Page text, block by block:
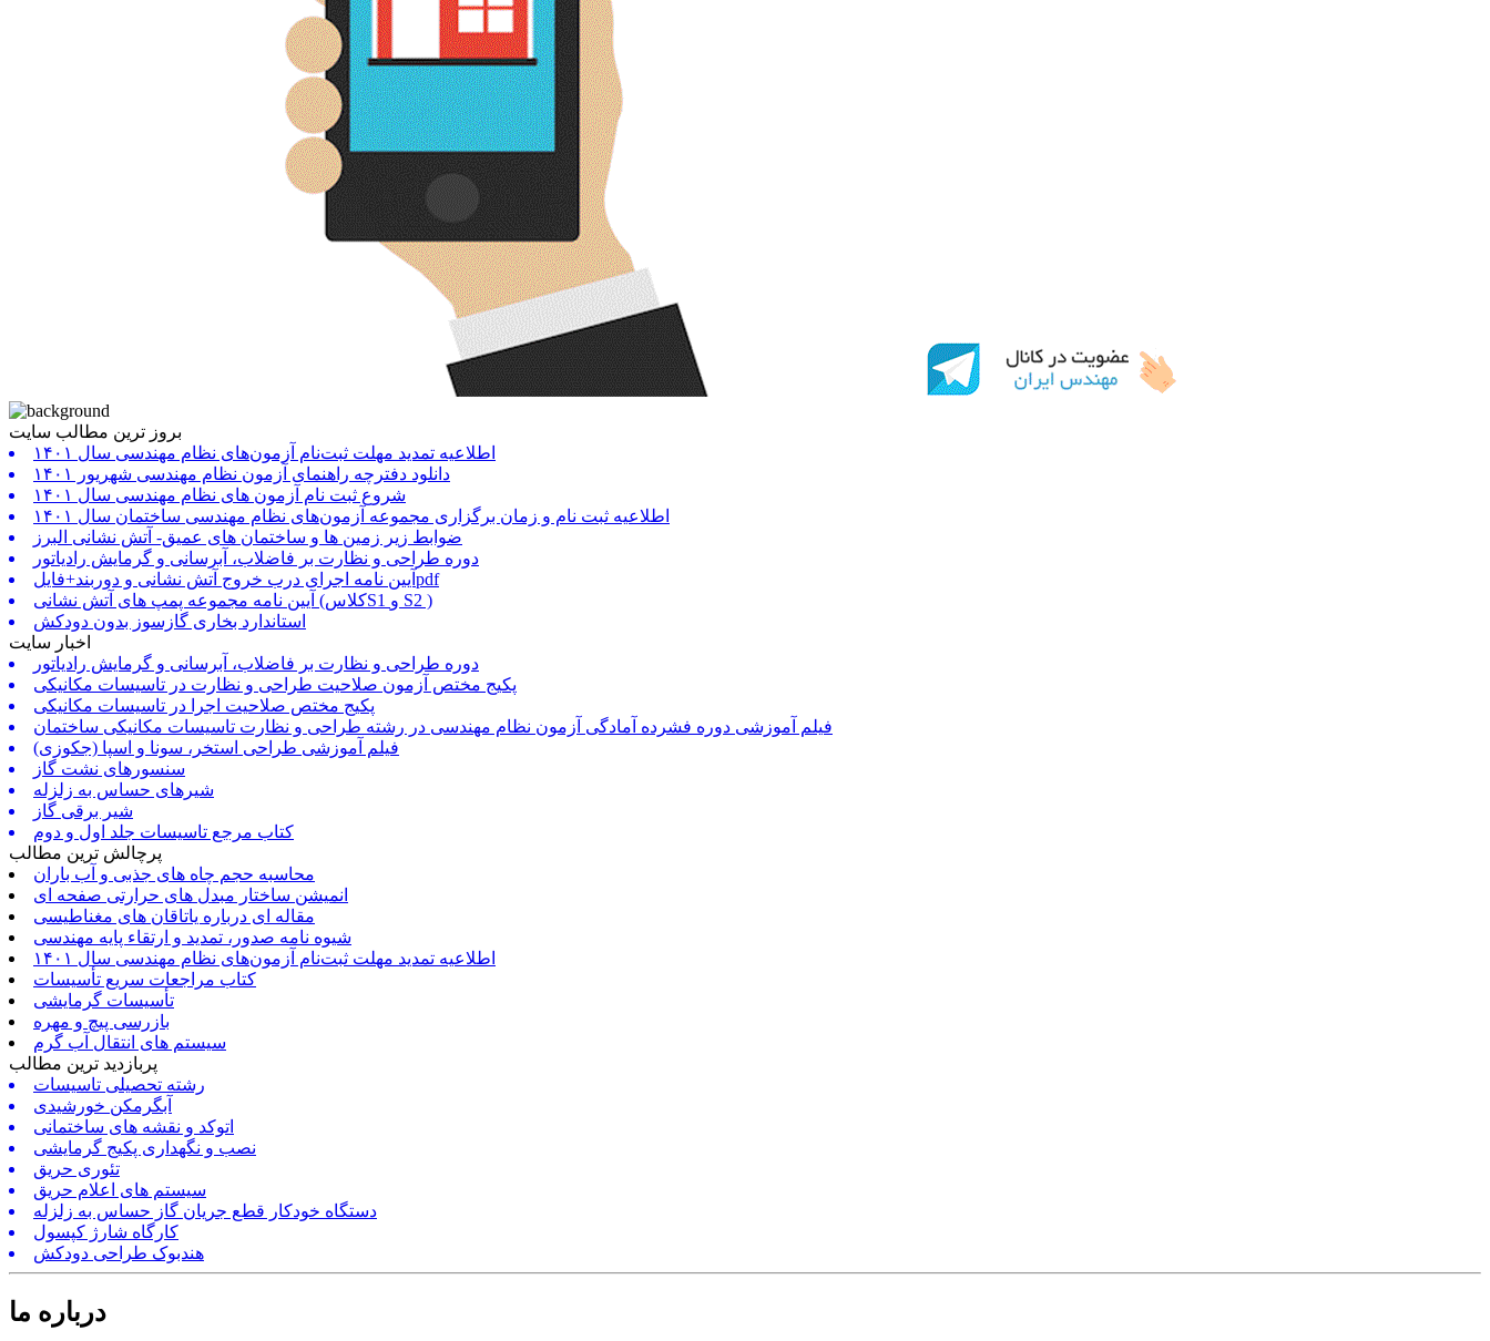
بروز ترین مطالب سایت
اطلاعیه تمدید مهلت ثبت‌نام آزمون‌های نظام مهندسی سال ۱۴۰۱
دانلود دفترچه راهنمای آزمون نظام مهندسی شهریور ۱۴۰۱
شروع ثبت نام آزمون های نظام مهندسی سال ۱۴۰۱
اطلاعیه ثبت نام و زمان برگزاری مجموعه آزمون‌های نظام مهندسی ساختمان سال ۱۴۰۱
ضوابط زیر زمین ها و ساختمان های عمیق- آتش نشانی البرز
دوره طراحی و نظارت بر فاضلاب، آبرسانی و گرمایش رادیاتور
آیین نامه اجرای درب خروج آتش نشانی و دوربند+فایلpdf
آیین نامه مجموعه پمپ های آتش نشانی (کلاسS1 و S2 )
استاندارد بخاری گازسوز بدون دودکش
اخبار سایت
دوره طراحی و نظارت بر فاضلاب، آبرسانی و گرمایش رادیاتور
پکیج مختص آزمون صلاحیت طراحی و نظارت در تاسیسات مکانیکی
پکیج مختص صلاحیت اجرا در تاسیسات مکانیکی
فیلم آموزشی دوره فشرده آمادگی آزمون نظام مهندسی در رشته طراحی و نظارت تاسیسات مکانیکی ساختمان
فیلم آموزشی طراحی استخر، سونا و اسپا (جکوزی)
سنسورهای نشت گاز
شیرهای حساس به زلزله
شیر برقی گاز
کتاب مرجع تاسیسات جلد اول و دوم
پرچالش ترین مطالب
محاسبه حجم چاه های جذبی و آب باران
انمیشن ساختار مبدل های حرارتی صفحه ای
مقاله ای درباره یاتاقان های مغناطیسی
شیوه نامه صدور، تمدید و ارتقاء پایه مهندسی
اطلاعیه تمدید مهلت ثبت‌نام آزمون‌های نظام مهندسی سال ۱۴۰۱
کتاب مراجعات سریع تأسیسات
تأسیسات گرمایشی
بازرسی پیچ و مهره
سیستم های انتقال آب گرم
پربازدید ترین مطالب
رشته تحصیلی تاسیسات
آبگرمکن خورشیدی
اتوکد و نقشه های ساختمانی
نصب و نگهداری پکیج گرمایشی
تئوری حریق
سیستم های اعلام حریق
دستگاه خودکار قطع جریان گاز حساس به زلزله
کارگاه شارژ کپسول
هندبوک طراحی دودکش
درباره ما